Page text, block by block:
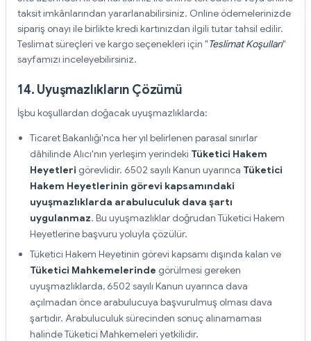
taksit imkânlarından yararlanabilirsiniz. Online ödemelerinizde
sipariş onayı ile birlikte kredi kartınızdan ilgili tutar tahsil edilir.
Teslimat süreçleri ve kargo seçenekleri için "Teslimat Koşulları"
sayfamızı inceleyebilirsiniz.
14. Uyuşmazlıkların Çözümü
İşbu koşullardan doğacak uyuşmazlıklarda:
Ticaret Bakanlığı'nca her yıl belirlenen parasal sınırlar
dâhilinde Alıcı'nın yerleşim yerindeki Tüketici Hakem
Heyetleri görevlidir. 6502 sayılı Kanun uyarınca Tüketici
Hakem Heyetlerinin görevi kapsamındaki
uyuşmazlıklarda arabuluculuk dava şartı
uygulanmaz. Bu uyuşmazlıklar doğrudan Tüketici Hakem
Heyetlerine başvuru yoluyla çözülür.
Tüketici Hakem Heyetinin görevi kapsamı dışında kalan ve
Tüketici Mahkemelerinde görülmesi gereken
uyuşmazlıklarda, 6502 sayılı Kanun uyarınca dava
açılmadan önce arabulucuya başvurulmuş olması dava
şartıdır. Arabuluculuk sürecinden sonuç alınamaması
halinde Tüketici Mahkemeleri yetkilidir.